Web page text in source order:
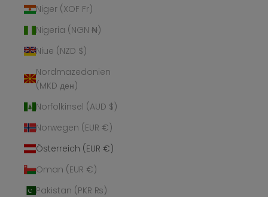
Niger (XOF Fr)
Nigeria (NGN ₦)
Niue (NZD $)
Nordmazedonien
(MKD ден)
Norfolkinsel (AUD $)
Norwegen (EUR €)
Österreich (EUR €)
Oman (EUR €)
Pakistan (PKR ₨)